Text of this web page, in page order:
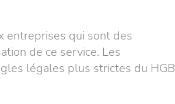
entreprises qui sont des
de ce service. Les
légales plus strictes du HGB